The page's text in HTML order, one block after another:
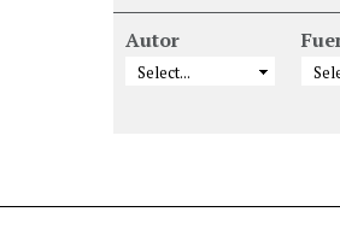
Autor